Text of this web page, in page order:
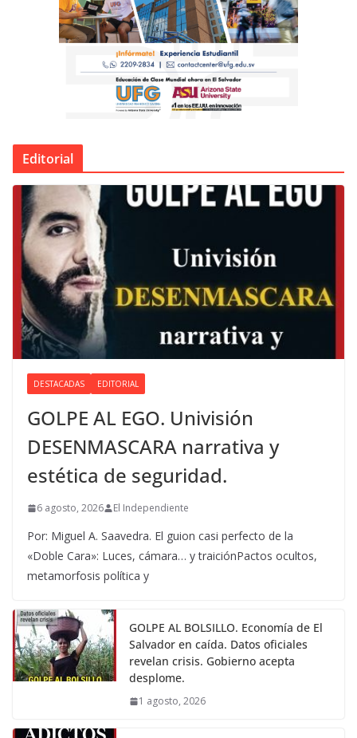
Editorial
DESTACADAS EDITORIAL
GOLPE AL EGO. Univisión
DESENMASCARA narrativa y
estética de seguridad.
6 agosto, 2026 El Independiente
Por: Miguel A. Saavedra. El guion casi perfecto de la
«Doble Cara»: Luces, cámara… y traiciónPactos ocultos,
metamorfosis política y
GOLPE AL BOLSILLO. Economía de El
Salvador en caída. Datos oficiales
revelan crisis. Gobierno acepta
desplome.
1 agosto, 2026